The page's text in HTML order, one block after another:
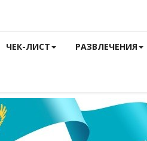
ЧЕК-ЛИСТ РАЗВЛЕЧЕНИЯ